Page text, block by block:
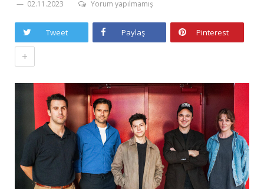
02.11.2023 Yorum yapılmamış
Tweet Paylaş Pinterest
+